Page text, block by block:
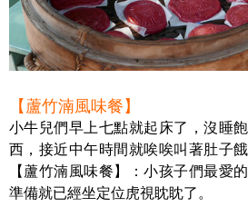
【蘆竹湳風味餐】
小牛兒們早上七點就起床了，沒睡
西，接近中午時間就唉唉叫著肚子
【蘆竹湳風味餐】：小孩子們最愛
準備就已經坐定位虎視眈眈了。